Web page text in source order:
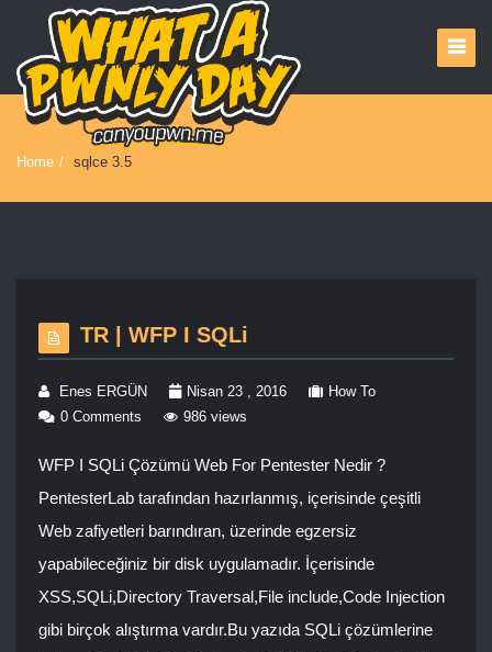
Home / sqlce 3.5
TR | WFP I SQLi
Enes ERGÜN Nisan 23 , 2016
How To
0 Comments
986 views
WFP I SQLi Çözümü Web For Pentester Nedir ?
PentesterLab tarafından hazırlanmış, içerisinde çeşitli
Web zafiyetleri barındıran, üzerinde egzersiz
yapabileceğiniz bir disk uygulamadır. İçerisinde
XSS,SQLi,Directory Traversal,File include,Code Injection
gibi birçok alıştırma vardır.Bu yazıda SQLi çözümlerine